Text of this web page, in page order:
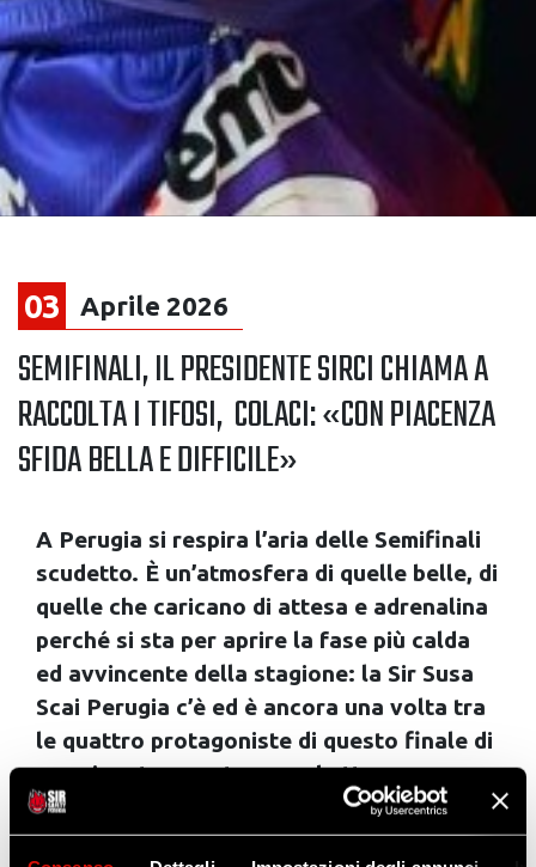
03 Aprile 2026
SEMIFINALI, IL PRESIDENTE SIRCI CHIAMA A
RACCOLTA I TIFOSI, COLACI: «CON PIACENZA
SFIDA BELLA E DIFFICILE»
A Perugia si respira l’aria delle Semifinali
scudetto. È un’atmosfera di quelle belle, di
quelle che caricano di attesa e adrenalina
perché si sta per aprire la fase più calda
ed avvincente della stagione: la Sir Susa
Scai Perugia c’è ed è ancora una volta tra
le quattro protagoniste di questo finale di
campionato, pronta a combattere per
raggiungere i suoi obiettivi.
L’avversaria delle Semifinali, quest’anno sarà